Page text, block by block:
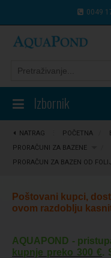
0049
Izbornik
NATRAG POČETNA
PRORAČUNI ZA BAZENE
PRORAČUN ZA BAZEN OD
Poštovani kupci,
ovom razdoblju
AQUAPOND -
kupnje preko 300 €.